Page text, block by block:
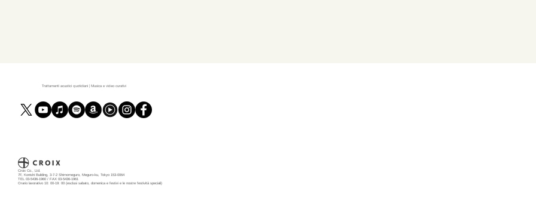
Trattamenti acustici quotidiani | Musica e video curativi
Croix Co., Ltd.
7F, Konishi Building, 3-7-2 Shimomeguro, Meguro-ku, Tokyo 153-0064
TEL 03-5436-1960 / FAX 03-5436-1961
Orario lavorativo 10: 00-19: 00 (esclusi sabato, domenica e festivi e le nostre festività speciali)